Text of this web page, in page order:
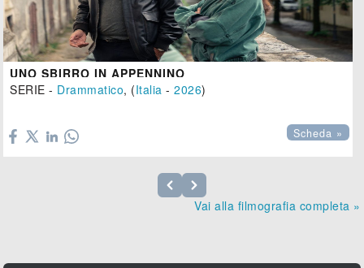
UNO SBIRRO IN APPENNINO
SERIE - Drammatico, (Italia -2026)
Scheda »
Vai alla filmografia completa »